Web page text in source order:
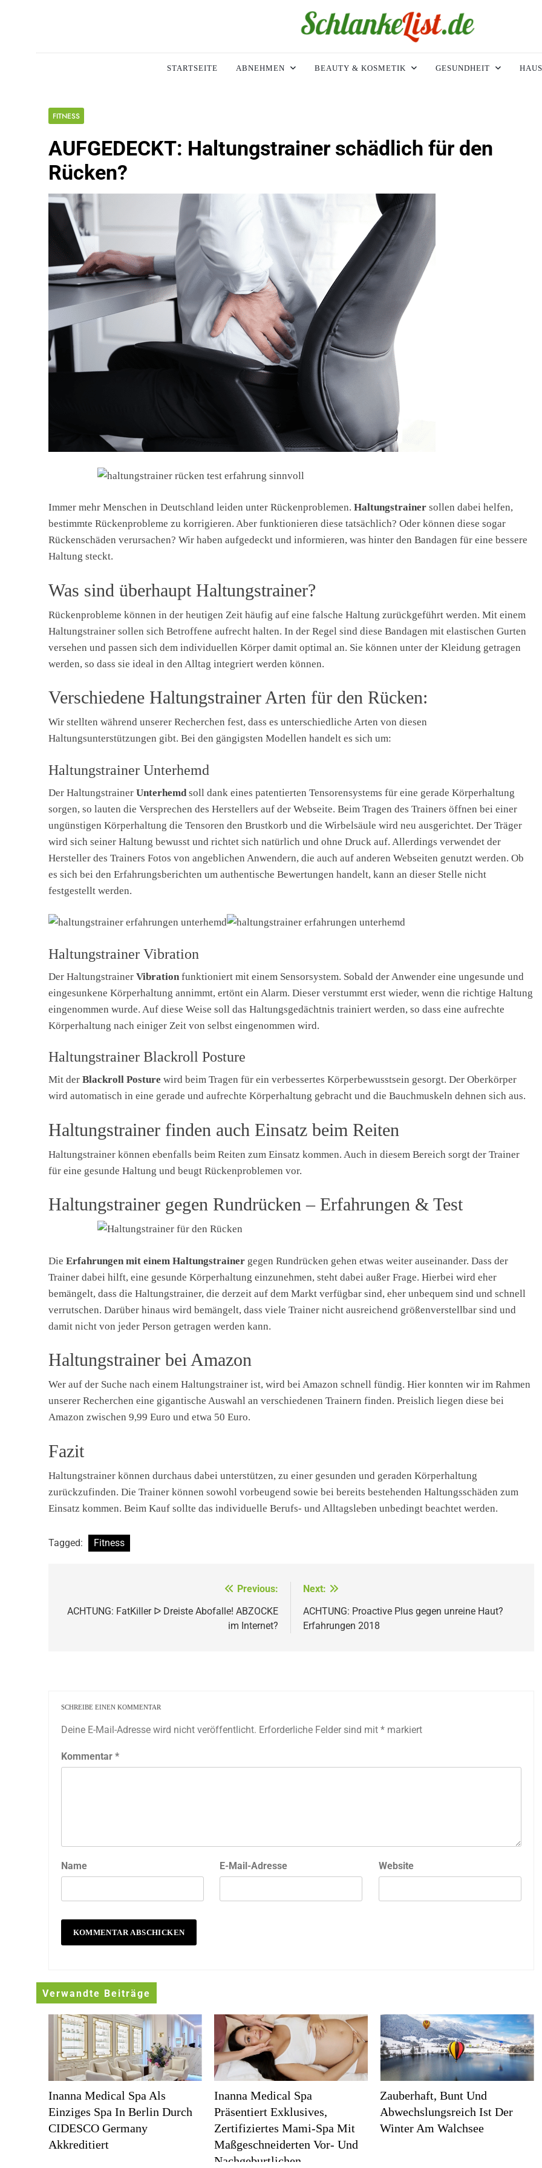
Schlanke-List.de
MAGERSUCHT. BULIMIE. ADIPOSITAS? SIE SIND NICHT ALLEIN!
STARTSEITE ABNEHMEN BEAUTY & KOSMETIK GESUNDHEIT
FITNESS
AUFGEDECKT: Haltungstrainer schädlich für den
Rücken?
Immer mehr Menschen in Deutschland leiden unter Rückenproblemen. Haltungstrainersollen dabei helfen,
bestimmte Rückenprobleme zu korrigieren. Aber funktionieren diese tatsächlich? Oder können diese sogar
Rückenschäden verursachen? Wir haben aufgedeckt und informieren, was hinter den Bandagen für eine bessere
Haltung steckt.
Was sind überhaupt Haltungstrainer?
Rückenprobleme können in der heutigen Zeit häufig auf eine falsche Haltung zurückgeführt werden. Mit einem
Haltungstrainer sollen sich Betroffene aufrecht halten. In der Regel sind diese Bandagen mit elastischen Gurten
versehen und passen sich dem individuellen Körper damit optimal an. Sie können unter der Kleidung getragen
werden, so dass sie ideal in den Alltag integriert werden können.
Verschiedene Haltungstrainer Arten für den Rücken:
Wir stellten während unserer Recherchen fest, dass es unterschiedliche Arten von diesen
Haltungsunterstützungen gibt. Bei den gängigsten Modellen handelt es sich um:
Haltungstrainer Unterhemd
Der Haltungstrainer Unterhemdsoll dank eines patentierten Tensorensystems für eine gerade Körperhaltung
sorgen, so lauten die Versprechen des Herstellers auf der Webseite. Beim Tragen des Trainers öffnen bei einer
ungünstigen Körperhaltung die Tensoren den Brustkorb und die Wirbelsäule wird neu ausgerichtet. Der Träger
wird sich seiner Haltung bewusst und richtet sich natürlich und ohne Druck auf. Allerdings verwendet der
Hersteller des Trainers Fotos von angeblichen Anwendern, die auch auf anderen Webseiten genutzt werden. Ob
es sich bei den Erfahrungsberichten um authentische Bewertungen handelt, kann an dieser Stelle nicht
festgestellt werden.
Haltungstrainer Vibration
Der Haltungstrainer Vibrationfunktioniert mit einem Sensorsystem. Sobald der Anwender eine ungesunde und
eingesunkene Körperhaltung annimmt, ertönt ein Alarm. Dieser verstummt erst wieder, wenn die richtige Haltung
eingenommen wurde. Auf diese Weise soll das Haltungsgedächtnis trainiert werden, so dass eine aufrechte
Körperhaltung nach einiger Zeit von selbst eingenommen wird.
Haltungstrainer Blackroll Posture
Mit der Blackroll Posture wird beim Tragen für ein verbessertes Körperbewusstsein gesorgt. Der Oberkörper
wird automatisch in eine gerade und aufrechte Körperhaltung gebracht und die Bauchmuskeln dehnen sich aus.
Haltungstrainer finden auch Einsatz beim Reiten
Haltungstrainer können ebenfalls beim Reiten zum Einsatz kommen. Auch in diesem Bereich sorgt der Trainer
für eine gesunde Haltung und beugt Rückenproblemen vor.
Haltungstrainer gegen Rundrücken – Erfahrungen & Test
Die Erfahrungen mit einem Haltungstrainergegen Rundrücken gehen etwas weiter auseinander. Dass der
Trainer dabei hilft, eine gesunde Körperhaltung einzunehmen, steht dabei außer Frage. Hierbei wird eher
bemängelt, dass die Haltungstrainer, die derzeit auf dem Markt verfügbar sind, eher unbequem sind und schnell
verrutschen. Darüber hinaus wird bemängelt, dass viele Trainer nicht ausreichend größenverstellbar sind und
damit nicht von jeder Person getragen werden kann.
Haltungstrainer bei Amazon
Wer auf der Suche nach einem Haltungstrainer ist, wird bei Amazon schnell fündig. Hier konnten wir im Rahmen
unserer Recherchen eine gigantische Auswahl an verschiedenen Trainern finden. Preislich liegen diese bei
Amazon zwischen 9,99 Euro und etwa 50 Euro.
Fazit
Haltungstrainer können durchaus dabei unterstützen, zu einer gesunden und geraden Körperhaltung
zurückzufinden. Die Trainer können sowohl vorbeugend sowie bei bereits bestehenden Haltungsschäden zum
Einsatz kommen. Beim Kauf sollte das individuelle Berufs- und Alltagsleben unbedingt beachtet werden.
Tagged: Fitness
Previous:
ACHTUNG: FatKiller ᐅ Dreiste Abofalle! ABZOCKE
im Internet?
Next:
ACHTUNG: Proactive Plus gegen unreine Haut?
Erfahrungen 2018
SCHREIBE EINEN KOMMENTAR
Deine E-Mail-Adresse wird nicht veröffentlicht. Erforderliche Felder sind mit *markiert
Kommentar *
Name E-Mail-Adresse Website
Verwandte Beiträge
Inanna Medical Spa Als
Einziges Spa In Berlin Durch
CIDESCO Germany
Akkreditiert
Inanna Medical Spa
Präsentiert Exklusives,
Zertifiziertes Mami-Spa Mit
Maßgeschneiderten Vor- Und
Nachgeburtlichen
Zauberhaft, Bunt Und
Abwechslungsreich Ist Der
Winter Am Walchsee